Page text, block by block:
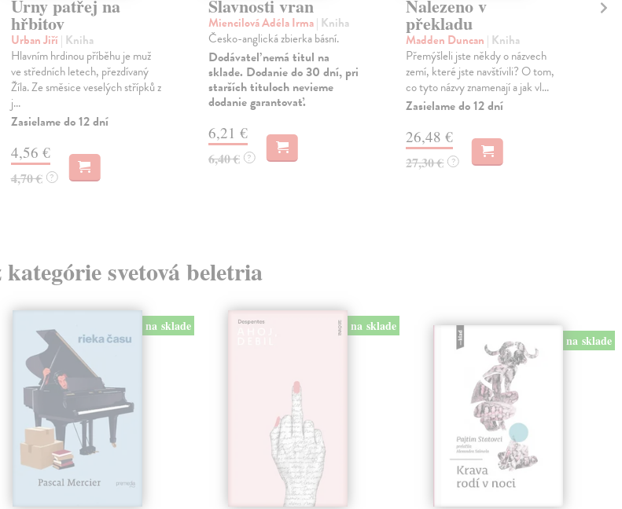
Urny patřej na
hřbitov
Urban Jiří | Kniha
Hlavním hrdinou příběhu je muž
ve středních letech, přezdívaný
Žíla. Ze směsice veselých střípků z
j...
Zasielame do 12 dní
4,56 €
4,70 € ?
Slavnosti vran
Miencilová Adéla Irma| Kniha
Česko-anglická zbierka básní.
Dodávateľ nemá titul na
sklade. Dodanie do 30 dní, pri
starších tituloch nevieme
dodanie garantovať.
6,21 €
6,40 € ?
Nalezeno v
překladu
Madden Duncan | Kniha
Přemýšleli jste někdy o názvech
zemí, které jste navštívili? O tom,
co tyto názvy znamenají a jak vl...
Zasielame do 12 dní
26,48 €
27,30 € ?
kategórie svetová beletria
na sklade na sklade
na sklade